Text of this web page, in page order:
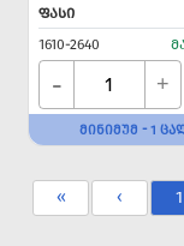
ᲤᲐᲡᲘ
1610-2640
- +
ᲛᲘᲜᲘᲛᲣᲛ - 1
« ‹ 1